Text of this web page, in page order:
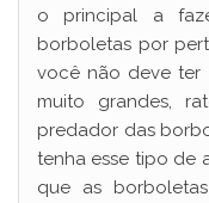
o principal a
borboletas por
você não deve ter
muito grandes,
predador das
tenha esse tipo de
que as